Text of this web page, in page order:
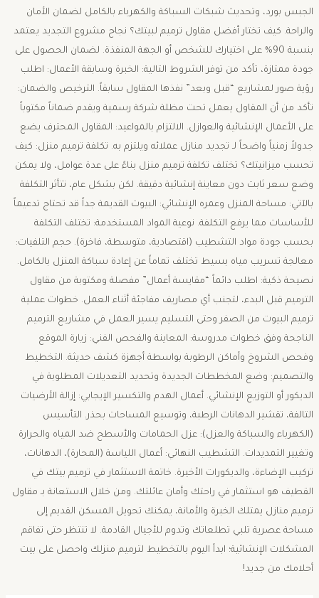
الجبس بورد، وتحديث شبكات السباكة والكهرباء بالكامل لضمان الأمان
والراحة. ​كيف تختار أفضل مقاول ترميم لبيتك؟ ​نجاح مشروع التجديد يعتمد
بنسبة 90% على اختيارك للشخص أو الجهة المنفذة. لضمان الحصول على
جودة ممتازة، تأكد من توفر الشروط التالية: ​الخبرة وسابقة الأعمال: اطلب
رؤية صور لمشاريع “قبل وبعد” نفذها المقاول سابقاً. ​الترخيص والضمان:
تأكد من أن المقاول يعمل تحت مظلة شركة رسمية ويقدم ضماناً مكتوباً
على الأعمال الإنشائية والعوازل. ​الالتزام بالمواعيد: المقاول المحترف يضع
جدولاً زمنياً واضحاً لـ تجديد منازل عملائه ويلتزم به. ​تكلفة ترميم منزل: كيف
تحسب ميزانيتك؟ ​تختلف تكلفة ترميم منزل بناءً على عدة عوامل، ولا يمكن
وضع سعر ثابت دون معاينة إنشائية دقيقة. لكن بشكل عام، تتأثر التكلفة
بالآتي: ​مساحة المنزل وعمره الإنشائي: البيوت القديمة جداً قد تحتاج تدعيماً
للأساسات مما يرفع التكلفة. ​نوعية المواد المستخدمة: تختلف التكلفة
بحسب جودة مواد التشطيب (اقتصادية، متوسطة، فاخرة). حجم التلفيات:
معالجة تسريب مياه بسيط تختلف تماماً عن إعادة سباكة المنزل بالكامل. ​
نصيحة ذكية: اطلب دائماً “مقايسة أعمال” مفصلة ومكتوبة من مقاول
الترميم قبل البدء، لتجنب أي مصاريف مفاجئة أثناء العمل. ​خطوات عملية
ترميم البيوت من الصفر وحتى التسليم ​يسير العمل في مشاريع الترميم
الناجحة وفق خطوات مدروسة: ​المعاينة والفحص الفني: زيارة الموقع
وفحص الشروخ وأماكن الرطوبة بواسطة أجهزة كشف حديثة. ​التخطيط
والتصميم: وضع المخططات الجديدة وتحديد التعديلات المطلوبة في
الديكور أو التوزيع الإنشائي. ​أعمال الهدم والتكسير الإيجابي: إزالة الأرضيات
التالفة، تقشير الدهانات الرطبة، وتوسيع المساحات بحذر. ​التأسيس
(الكهرباء والسباكة والعزل): عزل الحمامات والأسطح ضد المياه والحرارة
وتغيير التمديدات. ​التشطيب النهائي: أعمال اللياسة (المحارة)، الدهانات،
تركيب الإضاءة، والديكورات الأخيرة. ​خاتمة ​الاستثمار في ترميم بيتك في
القطيف هو استثمار في راحتك وأمان عائلتك. ومن خلال الاستعانة بـ مقاول
ترميم منازل يمتلك الخبرة والأمانة، يمكنك تحويل المسكن القديم إلى
مساحة عصرية تلبي تطلعاتك وتدوم للأجيال القادمة. ​لا تنتظر حتى تفاقم
المشكلات الإنشائية؛ ابدأ اليوم بالتخطيط لترميم منزلك واحصل على بيت
أحلامك من جديد!